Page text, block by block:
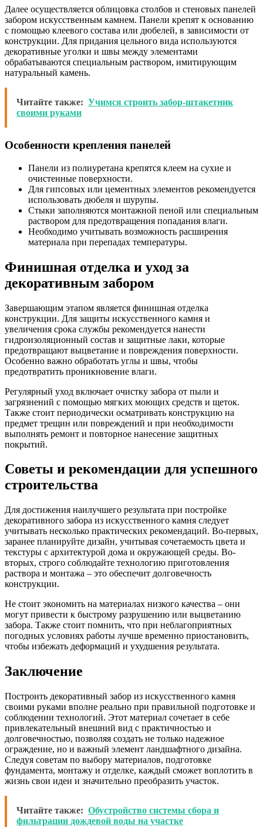
Далее осуществляется облицовка столбов и стеновых панелей
забором искусственным камнем. Панели крепят к основанию
с помощью клеевого состава или дюбелей, в зависимости от
конструкции. Для придания цельного вида используются
декоративные уголки и швы между элементами
обрабатываются специальным раствором, имитирующим
натуральный камень.
Читайте также: Учимся строить забор-штакетник
своими руками
Особенности крепления панелей
Панели из полиуретана крепятся клеем на сухие и
очистенные поверхности.
Для гипсовых или цементных элементов рекомендуется
использовать дюбеля и шурупы.
Стыки заполняются монтажной пеной или специальным
раствором для предотвращения попадания влаги.
Необходимо учитывать возможность расширения
материала при перепадах температуры.
Финишная отделка и уход за
декоративным забором
Завершающим этапом является финишная отделка
конструкции. Для защиты искусственного камня и
увеличения срока службы рекомендуется нанести
гидроизоляционный состав и защитные лаки, которые
предотвращают выцветание и повреждения поверхности.
Особенно важно обработать углы и швы, чтобы
предотвратить проникновение влаги.
Регулярный уход включает очистку забора от пыли и
загрязнений с помощью мягких моющих средств и щеток.
Также стоит периодически осматривать конструкцию на
предмет трещин или повреждений и при необходимости
выполнять ремонт и повторное нанесение защитных
покрытий.
Советы и рекомендации для успешного
строительства
Для достижения наилучшего результата при постройке
декоративного забора из искусственного камня следует
учитывать несколько практических рекомендаций. Во-первых,
заранее планируйте дизайн, учитывая сочетаемость цвета и
текстуры с архитектурой дома и окружающей среды. Во-
вторых, строго соблюдайте технологию приготовления
раствора и монтажа – это обеспечит долговечность
конструкции.
Не стоит экономить на материалах низкого качества – они
могут привести к быстрому разрушению или выцветанию
забора. Также стоит помнить, что при неблагоприятных
погодных условиях работы лучше временно приостановить,
чтобы избежать деформаций и ухудшения результата.
Заключение
Построить декоративный забор из искусственного камня
своими руками вполне реально при правильной подготовке и
соблюдении технологий. Этот материал сочетает в себе
привлекательный внешний вид с практичностью и
долговечностью, позволяя создать не только надежное
ограждение, но и важный элемент ландшафтного дизайна.
Следуя советам по выбору материалов, подготовке
фундамента, монтажу и отделке, каждый сможет воплотить в
жизнь свои идеи и значительно преобразить участок.
Читайте также: Обустройство системы сбора и
фильтрации дождевой воды на участке